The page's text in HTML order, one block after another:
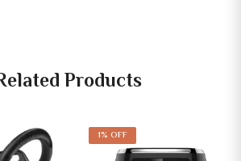
Products
1% OFF